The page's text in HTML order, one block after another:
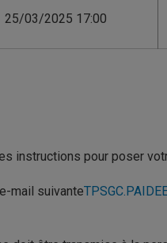
25/03/2025 17:00
instructions pour poser
mail suivante